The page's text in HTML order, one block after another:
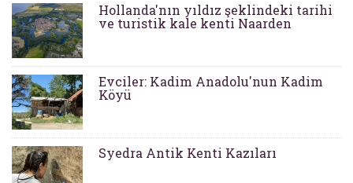
Hollanda'nın yıldız şeklindeki tarihi
ve turistik kale kenti Naarden
Evciler: Kadim Anadolu'nun Kadim
Köyü
Syedra Antik Kenti Kazıları